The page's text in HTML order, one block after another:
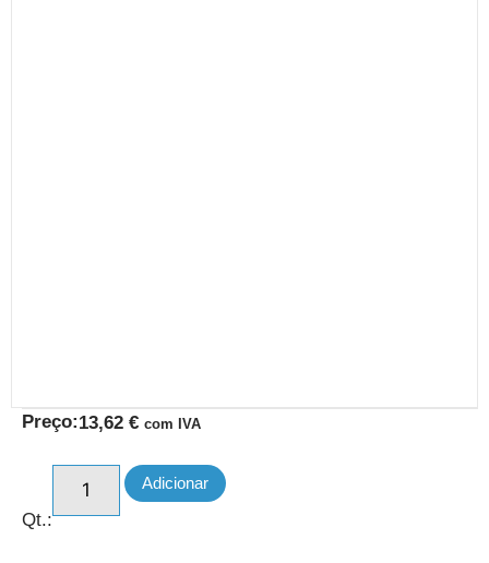
Preço:13,62 € com IVA
Qt.:
Adicionar